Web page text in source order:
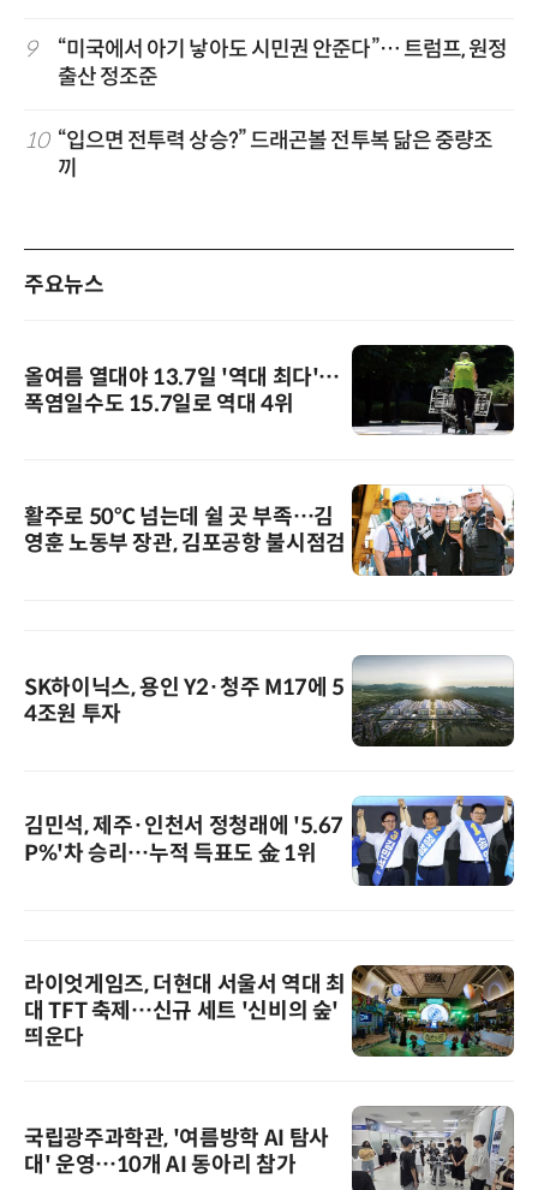
9
“미국에서 아기 낳아도 시민권 안준다”… 트럼프, 원정
출산 정조준
10 “입으면 전투력 상승?” 드래곤볼 전투복 닮은 중량조
끼
주요뉴스
올여름 열대야 13.7일 '역대 최다'…
폭염일수도 15.7일로 역대 4위
활주로 50℃ 넘는데 쉴 곳 부족…김
영훈 노동부 장관, 김포공항 불시점검
SK하이닉스, 용인 Y2·청주 M17에 5
4조원 투자
김민석, 제주·인천서 정청래에 '5.67
P%'차 승리…누적 득표도 金 1위
라이엇게임즈, 더현대 서울서 역대 최
대 TFT 축제…신규 세트 '신비의 숲'
띄운다
국립광주과학관, '여름방학 AI 탐사
대' 운영…10개 AI 동아리 참가